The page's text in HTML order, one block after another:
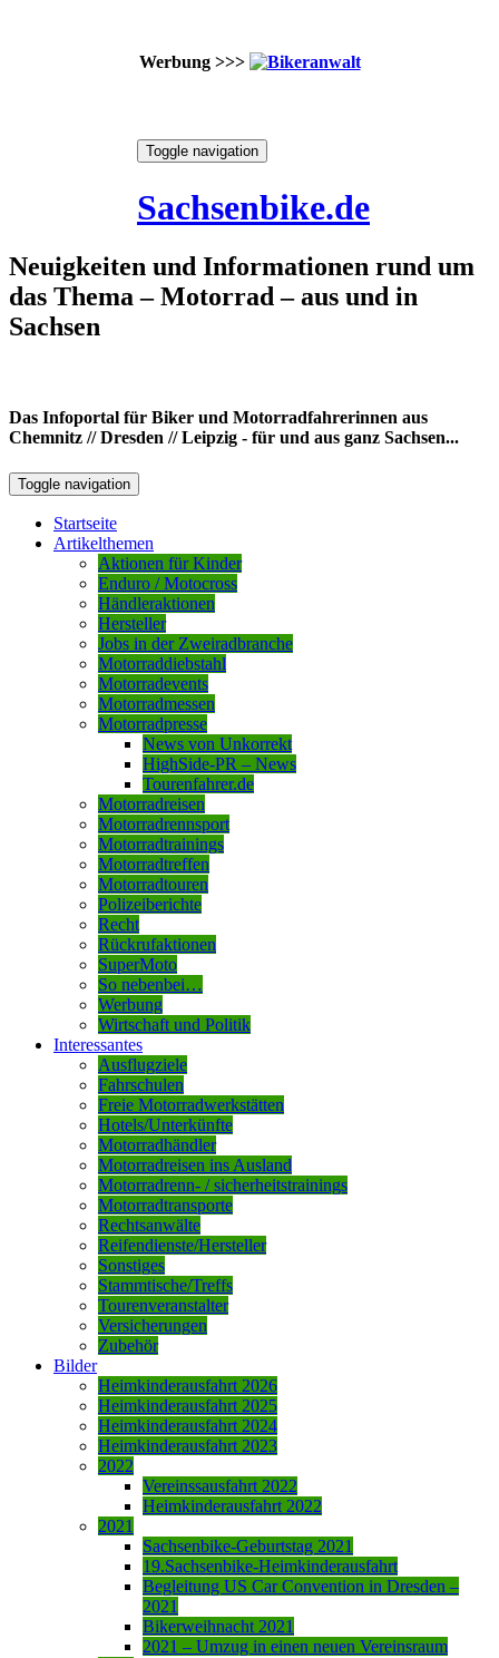
Werbung >>>
Toggle navigation
Sachsenbike.de
Neuigkeiten und Informationen rund um
das Thema – Motorrad – aus und in
Sachsen
Das Infoportal für Biker und Motorradfahrerinnen aus
Chemnitz // Dresden // Leipzig - für und aus ganz Sachsen...
Toggle navigation
Startseite
Artikelthemen
Aktionen für Kinder
Enduro / Motocross
Händleraktionen
Hersteller
Jobs in der Zweiradbranche
Motorraddiebstahl
Motorradevents
Motorradmessen
Motorradpresse
News von Unkorrekt
HighSide-PR – News
Tourenfahrer.de
Motorradreisen
Motorradrennsport
Motorradtrainings
Motorradtreffen
Motorradtouren
Polizeiberichte
Recht
Rückrufaktionen
SuperMoto
So nebenbei…
Werbung
Wirtschaft und Politik
Interessantes
Ausflugziele
Fahrschulen
Freie Motorradwerkstätten
Hotels/Unterkünfte
Motorradhändler
Motorradreisen ins Ausland
Motorradrenn- / sicherheitstrainings
Motorradtransporte
Rechtsanwälte
Reifendienste/Hersteller
Sonstiges
Stammtische/Treffs
Tourenveranstalter
Versicherungen
Zubehör
Bilder
Heimkinderausfahrt 2026
Heimkinderausfahrt 2025
Heimkinderausfahrt 2024
Heimkinderausfahrt 2023
2022
Vereinssausfahrt 2022
Heimkinderausfahrt 2022
2021
Sachsenbike-Geburtstag 2021
19.Sachsenbike-Heimkinderausfahrt
Begleitung US Car Convention in Dresden –
2021
Bikerweihnacht 2021
2021 – Umzug in einen neuen Vereinsraum